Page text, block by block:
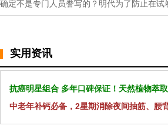
确定不是专门人员誊写的？明代为了防止在
实用资讯
抗癌明星组合 多年口碑保证！天然植物萃
中老年补钙必备，2星期消除夜间抽筋、腰